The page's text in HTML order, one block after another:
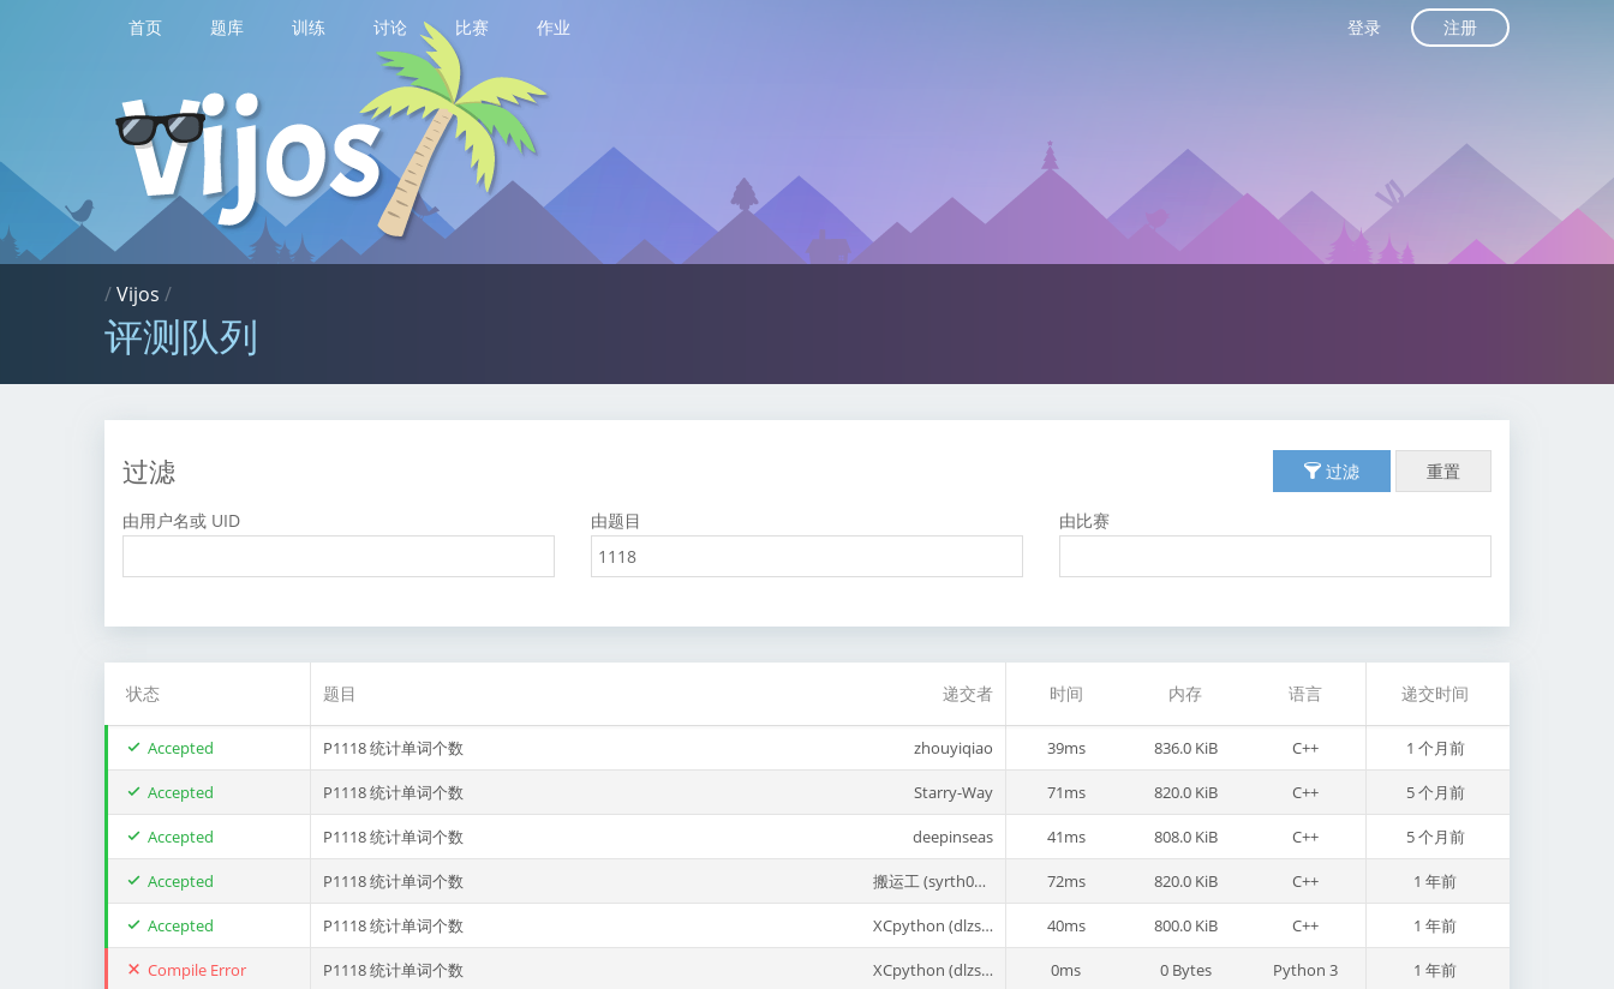
首页 题库 训练 讨论 比赛 作业 登录 注册
/Vijos /
评测队列
过滤 过滤 重置
由用户名或 UID 由题目 由比赛
状态 题目 递交者 时间 内存 语言 递交时间
Accepted P1118 统计单词个数 zhouyiqiao 39ms 836.0 KiB C++ 1 个月前
Accepted P1118 统计单词个数 Starry-Way 71ms 820.0 KiB C++ 5 个月前
Accepted P1118 统计单词个数 deepinseas 41ms 808.0 KiB C++ 5 个月前
Accepted P1118 统计单词个数 搬运工 (syrth0p1) 72ms 820.0 KiB C++ 1 年前
Accepted P1118 统计单词个数 XCpython (dlzs1707) 40ms 800.0 KiB C++ 1 年前
Compile Error P1118 统计单词个数 XCpython (dlzs1707) 0ms 0 Bytes Python 3 1 年前